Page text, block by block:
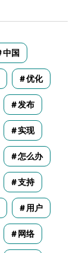
中国
优化
发布
实现
怎么办
支持
用户
网络